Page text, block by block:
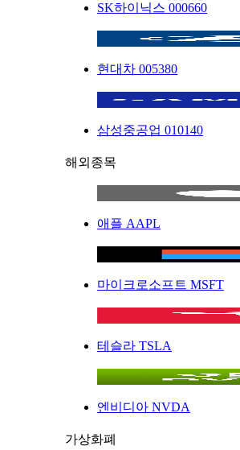
SK하이닉스 000660
현대차 005380
삼성중공업 010140
해외종목
애플 AAPL
마이크로소프트 MSFT
테슬라 TSLA
엔비디아 NVDA
가상화폐